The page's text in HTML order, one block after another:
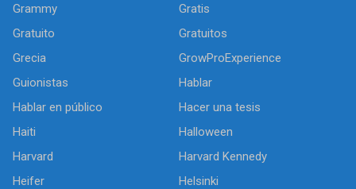
Grammy
Gratis
Gratuito
Gratuitos
Grecia
GrowProExperience
Guionistas
Hablar
Hablar en público
Hacer una tesis
Haiti
Halloween
Harvard
Harvard Kennedy
Heifer
Helsinki